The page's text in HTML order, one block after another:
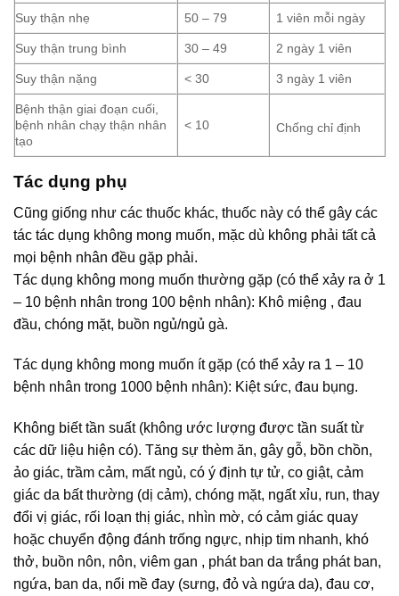
Suy thận nhẹ 50 – 79 1 viên mỗi ngày
Suy thận trung bình 30 – 49 2 ngày 1 viên
Suy thận nặng < 30 3 ngày 1 viên
Bệnh thận giai đoạn cuối,
bệnh nhân chạy thận nhân
tạo
< 10 Chống chỉ định
Tác dụng phụ
Cũng giống như các thuốc khác, thuốc này có thể gây các
tác tác dụng không mong muốn, mặc dù không phải tất cả
mọi bệnh nhân đều gặp phải.
Tác dụng không mong muốn thường gặp (có thể xảy ra ở 1
– 10 bệnh nhân trong 100 bệnh nhân): Khô miệng , đau
đầu, chóng mặt, buồn ngủ/ngủ gà.
Tác dụng không mong muốn ít gặp (có thể xảy ra 1 – 10
bệnh nhân trong 1000 bệnh nhân): Kiệt sức, đau bụng.
Không biết tần suất (không ước lượng được tần suất từ
các dữ liệu hiện có). Tăng sự thèm ăn, gây gỗ, bồn chồn,
ảo giác, trầm cảm, mất ngủ, có ý định tự tử, co giật, cảm
giác da bất thường (dị cảm), chóng mặt, ngất xỉu, run, thay
đổi vị giác, rối loạn thị giác, nhìn mờ, có cảm giác quay
hoặc chuyển động đánh trống ngực, nhịp tim nhanh, khó
thở, buồn nôn, nôn, viêm gan , phát ban da trắng phát ban,
ngứa, ban da, nổi mề đay (sưng, đỏ và ngứa da), đau cơ,